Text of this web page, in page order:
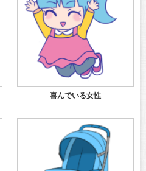
喜んでいる女性